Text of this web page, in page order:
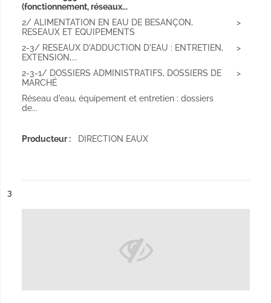
(fonctionnement, réseaux...
2/ ALIMENTATION EN EAU DE BESANÇON,
RESEAUX ET EQUIPEMENTS
2-3/ RESEAUX D'ADDUCTION D'EAU : ENTRETIEN,
EXTENSION,...
2-3-1/ DOSSIERS ADMINISTRATIFS, DOSSIERS DE
MARCHÉ
Réseau d'eau, équipement et entretien : dossiers
de...
Producteur : DIRECTION EAUX
n°
3